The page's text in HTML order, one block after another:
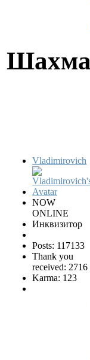
Vladimirovich
NOW
ONLINE
Инквизитор
Posts: 117133
Thank you
received: 2716
Karma: 123